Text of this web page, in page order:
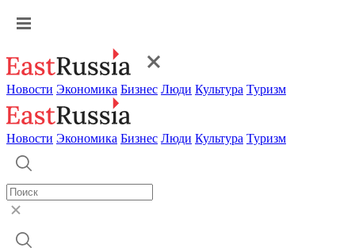
Новости Экономика Бизнес Люди Культура Туризм
Новости Экономика Бизнес Люди Культура Туризм